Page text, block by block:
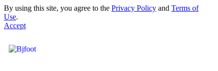
By using this site, you agree to the Privacy Policy and Terms of
Use.
Accept